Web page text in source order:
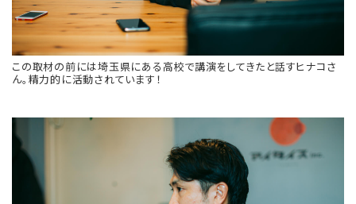
この取材の前には埼玉県にある高校で講演をしてきたと話すヒナコさ
ん。精力的に活動されています！